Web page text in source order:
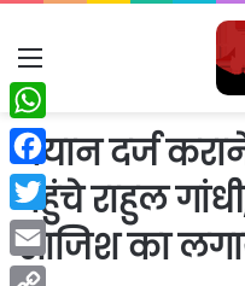
Menu
बयान दर्ज
पहुंचे राहुल
साजिश का
WhatsApp
Facebook
Twitter
Email